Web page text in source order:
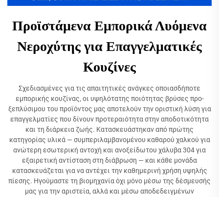
Προϊστάμενα Εμπορικά Λυόμενα
Νεροχύτης για Επαγγελματικές
Κουζίνες
Σχεδιασμένες για τις απαιτητικές ανάγκες οποιασδήποτε
εμπορικής κουζίνας, οι υψηλότατης ποιότητας βρύσες προ-
ξεπλύσιμου του προϊόντος μας αποτελούν την οριστική λύση για
επαγγελματίες που δίνουν προτεραιότητα στην αποδοτικότητα
και τη διάρκεια ζωής. Κατασκευάστηκαν από πρώτης
κατηγορίας υλικά — συμπεριλαμβανομένου καθαρού χαλκού για
ανώτερη εσωτερική αντοχή και ανοξείδωτου χάλυβα 304 για
εξαιρετική αντίσταση στη διάβρωση — και κάθε μονάδα
κατασκευάζεται για να αντέχει την καθημερινή χρήση υψηλής
πίεσης. Ηγούμαστε τη βιομηχανία όχι μόνο μέσω της δέσμευσής
μας για την αριστεία, αλλά και μέσω αποδεδειγμένων